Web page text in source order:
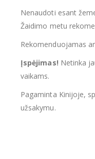
Nenaudoti esant
Žaidimo metu
Rekomenduojamas
Įspėjimas! Netinka
vaikams.
Pagaminta Kinijoje,
užsakymu.